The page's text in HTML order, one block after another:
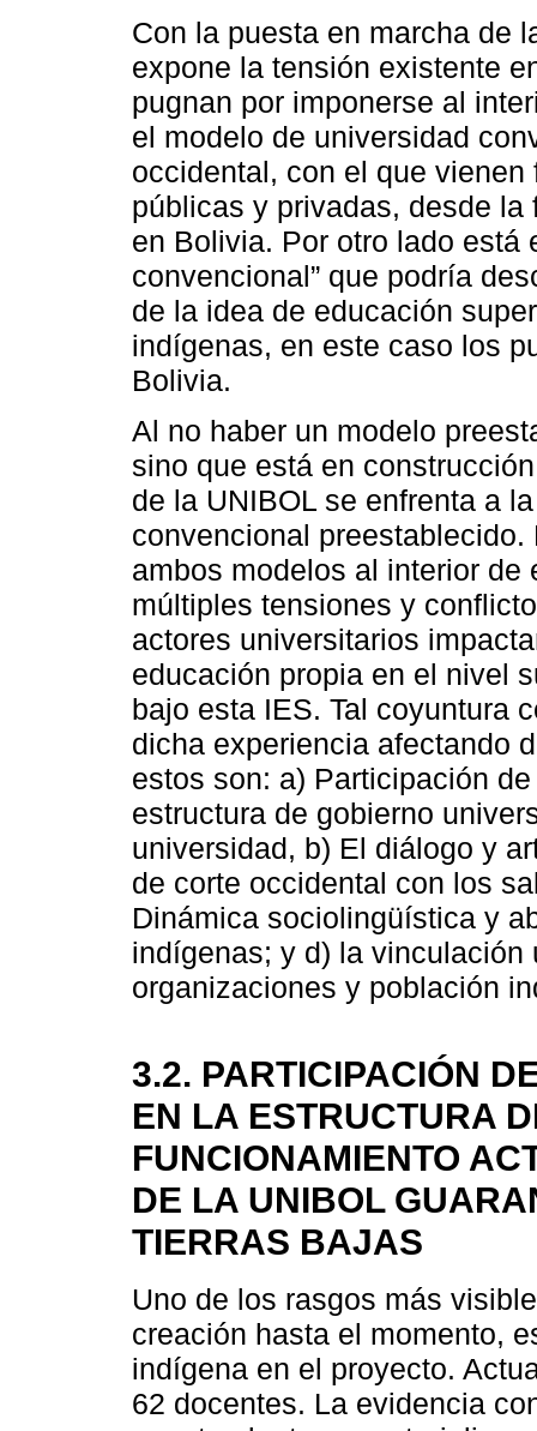
Con la puesta en marcha de
expone la tensión existente
pugnan por imponerse al
el modelo de universidad
occidental, con el que
públicas y privadas, desde
en Bolivia. Por otro lado está
convencional” que podría
de la idea de educación
indígenas, en este caso los
Bolivia.
Al no haber un modelo
sino que está en
de la UNIBOL se enfrenta a
convencional
ambos modelos al interior
múltiples tensiones y
actores universitarios
educación propia en el nivel
bajo esta IES. Tal coyuntura
dicha experiencia afectando
estos son: a) Participación
estructura de gobierno
universidad, b) El diálogo y
de corte occidental con los
Dinámica sociolingüística y
indígenas; y d) la
organizaciones y población
3.2. PARTICIPACIÓN
EN LA ESTRUCTURA
FUNCIONAMIENTO
DE LA UNIBOL
TIERRAS BAJAS
Uno de los rasgos más
creación hasta el momento,
indígena en el proyecto.
62 docentes. La evidencia